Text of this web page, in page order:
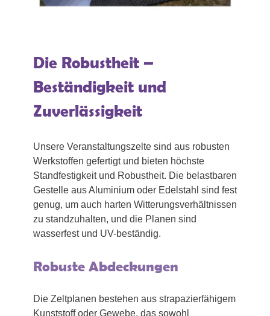
Die Robustheit –
Beständigkeit und
Zuverlässigkeit
Unsere Veranstaltungszelte sind aus robusten
Werkstoffen gefertigt und bieten höchste
Standfestigkeit und Robustheit. Die belastbaren
Gestelle aus Aluminium oder Edelstahl sind fest
genug, um auch harten Witterungsverhältnissen
zu standzuhalten, und die Planen sind
wasserfest und UV-beständig.
Robuste Abdeckungen
Die Zeltplanen bestehen aus strapazierfähigem
Kunststoff oder Gewebe, das sowohl